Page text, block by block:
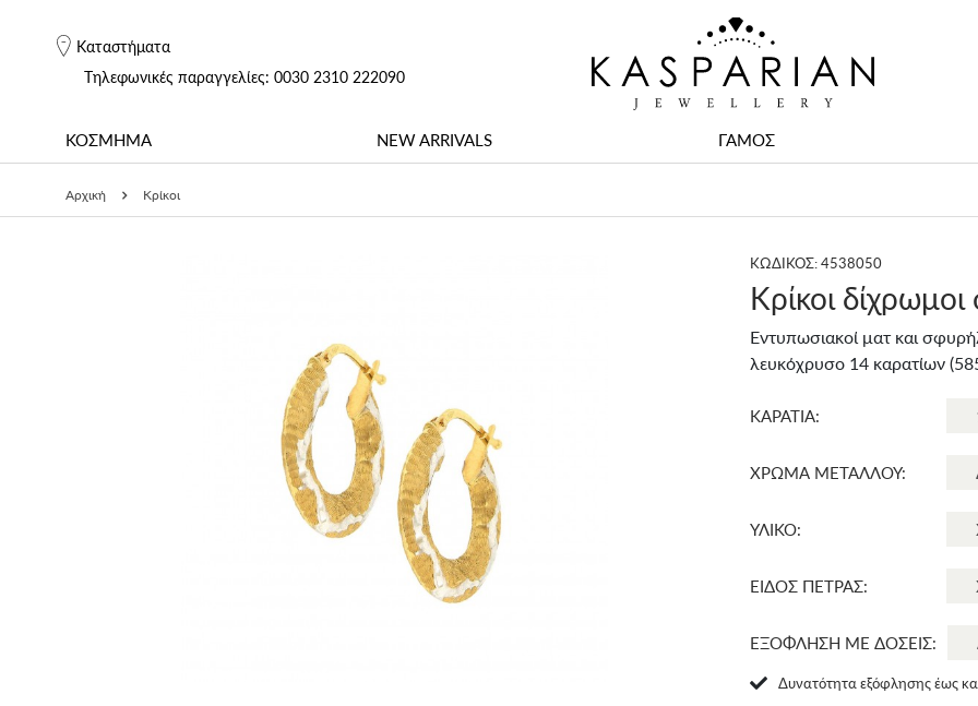
Καταστήματα
Tηλεφωνικές παραγγελίες: 0030 2310 222090
ΚΟΣΜΗΜΑ NEW ARRIVALS ΓΑΜΟΣ
Αρχική Κρίκοι
ΚΩΔΙΚΟΣ: 4538050
Κρίκοι
Εντυπωσιακοί ματ και
λευκόχρυσο 14 καρατίων
ΚΑΡΑΤΙΑ:
ΧΡΩΜΑ ΜΕΤΑΛΛΟΥ:
ΥΛΙΚΟ:
ΕΙΔΟΣ ΠΕΤΡΑΣ:
ΕΞΟΦΛΗΣΗ ΜΕ ΔΟΣΕΙΣ:
Δυνατότητα εξόφλησης έως